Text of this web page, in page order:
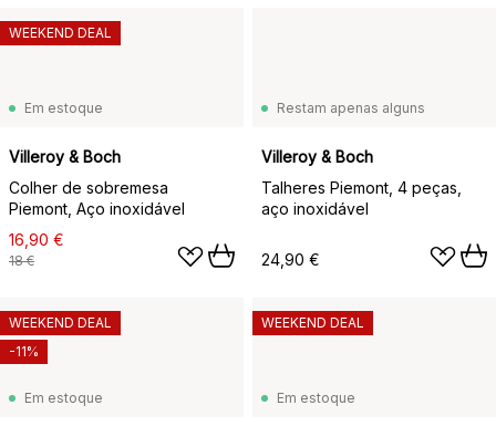
Em estoque
Villeroy & Boch
Colher de sobremesa
Piemont, Aço inoxidável
16,90 €
18 €
WEEKEND DEAL
Restam apenas alguns
Villeroy & Boch
Talheres Piemont, 4 peças,
aço inoxidável
24,90 €
Em estoque
WEEKEND DEAL
-11%
Em estoque
WEEKEND DEAL